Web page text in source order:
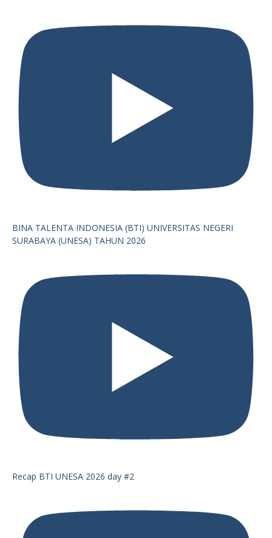
BINA TALENTA INDONESIA (BTI) UNIVERSITAS NEGERI
SURABAYA (UNESA) TAHUN 2026
Recap BTI UNESA 2026 day #2